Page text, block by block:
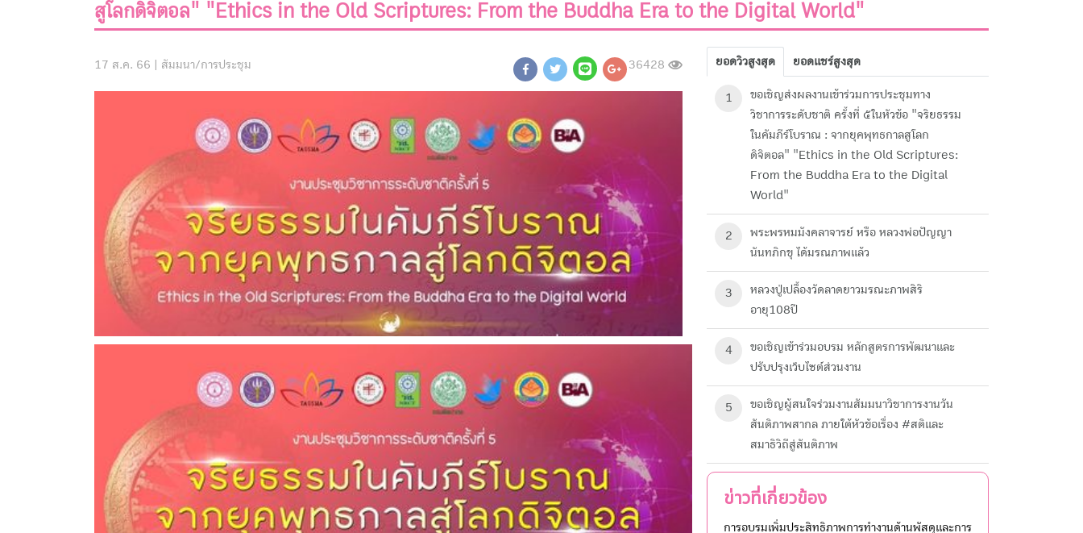
สูโลกดิจิตอล" "Ethics in the Old Scriptures: From the Buddha Era to the Digital World"
17 ส.ค. 66 | สัมมนา/การประชุม 36428 ยอดวิวสูงสุด ยอดแชร์สูงสุด
1
ขอเชิญส่งผลงานเข้าร่วมการประชุมทาง
วิชาการระดับชาติ ครั้งที่ ๕ในหัวข้อ "จริยธรรม
ในคัมภีร์โบราณ : จากยุคพุทธกาลสูโลก
ดิจิตอล" "Ethics in the Old Scriptures:
From the Buddha Era to the Digital
World"
2
พระพรหมมังคลาจารย์ หรือ หลวงพ่อปัญญา
นันทภิกขุ ได้มรณภาพแล้ว
3
หลวงปู่เปลื้องวัดลาดยาวมรณะภาพสิริ
อายุ108ปี
4
ขอเชิญเข้าร่วมอบรม หลักสูตรการพัฒนาและ
ปรับปรุงเว็บไซต์ส่วนงาน
5
ขอเชิญผู้สนใจร่วมงานสัมมนาวิชาการงานวัน
สันติภาพสากล ภายใต้หัวข้อเรื่อง #สติและ
สมาธิวิถีสู่สันติภาพ
ข่าวที่เกี่ยวข้อง
การอบรมเพิ่มประสิทธิภาพการทำงานด้านพัสดุและการ